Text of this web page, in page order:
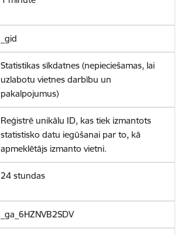
_gid
Statistikas sīkdatnes (nepieciešamas, lai
uzlabotu vietnes darbību un
pakalpojumus)
Reģistrē unikālu ID, kas tiek izmantots
statistisko datu iegūšanai par to, kā
apmeklētājs izmanto vietni.
24 stundas
_ga_6HZNVB2SDV